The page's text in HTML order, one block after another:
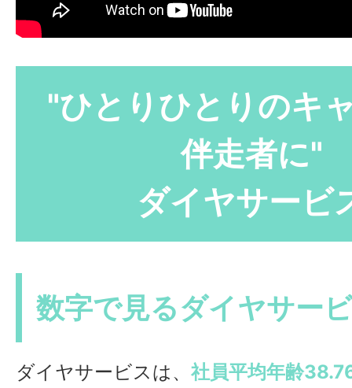
"ひとりひとりのキ
伴走者に"
ダイヤサービ
数字で見るダイヤサー
ダイヤサービスは、 社員平均年齢